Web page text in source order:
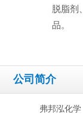
脱脂剂
品。
公司简介
弗邦泓化学